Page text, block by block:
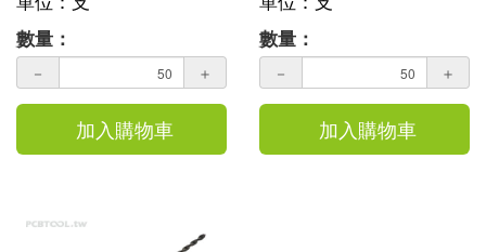
數量：
－ ＋
加入購物車
數量：
－ ＋
加入購物車